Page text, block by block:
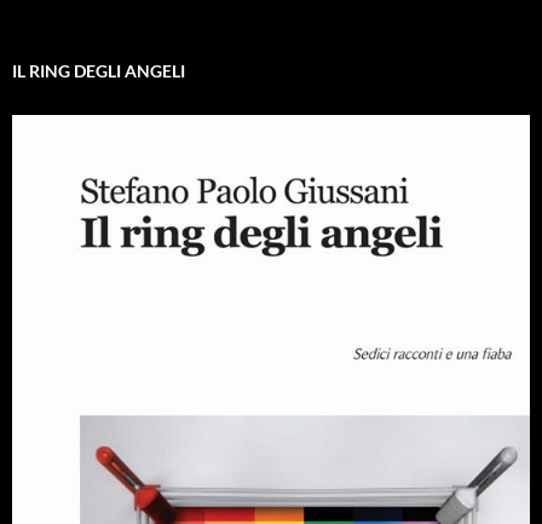
IL RING DEGLI ANGELI